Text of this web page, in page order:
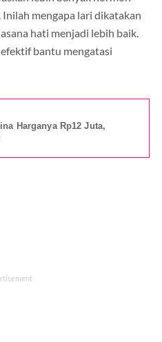
mengapa lari dikatakan
hati menjadi lebih baik.
bantu mengatasi
Harganya Rp12 Juta,